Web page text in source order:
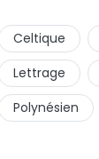
projets ?
Celtique
Lettrage
Polynésien